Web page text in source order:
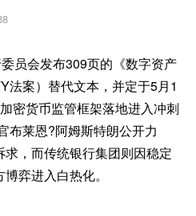
员会发布309页的《数字资产
法案）替代文本，并定于5月1
密货币监管框架落地进入冲刺
布莱恩?阿姆斯特朗公开力
，而传统银行集团则因稳定
弈进入白热化。